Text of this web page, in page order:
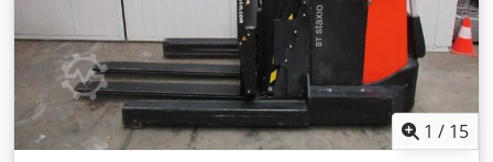
1 / 15